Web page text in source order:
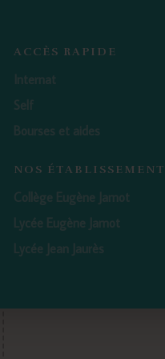
ACCÈS RAPIDE
Internat
Self
Bourses et aides
NOS
Collège Eugène Jamot
Lycée Eugène Jamot
Lycée Jean Jaurès